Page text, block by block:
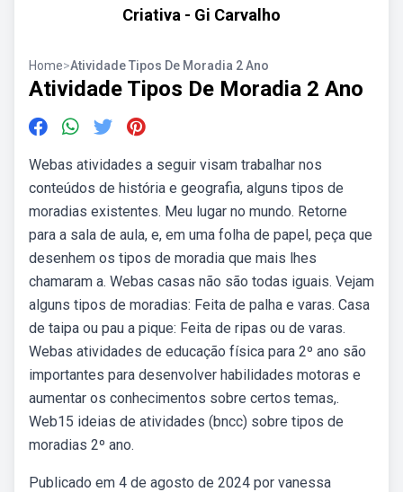
Criativa - Gi Carvalho
Home>Atividade Tipos De Moradia 2 Ano
Atividade Tipos De Moradia 2 Ano
Webas atividades a seguir visam trabalhar nos
conteúdos de história e geografia, alguns tipos de
moradias existentes. Meu lugar no mundo. Retorne
para a sala de aula, e, em uma folha de papel, peça que
desenhem os tipos de moradia que mais lhes
chamaram a. Webas casas não são todas iguais. Vejam
alguns tipos de moradias: Feita de palha e varas. Casa
de taipa ou pau a pique: Feita de ripas ou de varas.
Webas atividades de educação física para 2º ano são
importantes para desenvolver habilidades motoras e
aumentar os conhecimentos sobre certos temas,.
Web15 ideias de atividades (bncc) sobre tipos de
moradias 2º ano.
Publicado em 4 de agosto de 2024 por vanessa